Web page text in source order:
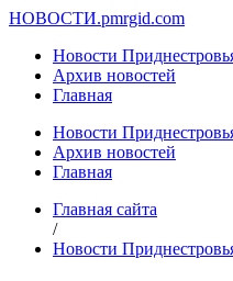
НОВОСТИ.pmrgid.com
Новости
Архив новостей
Главная
Новости
Архив новостей
Главная
Главная сайта
/
Новости